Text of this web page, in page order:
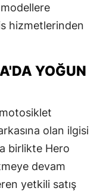
hizmetlerinden
YOĞUN
olan ilgisi
birlikte Hero
devam
yetkili satış